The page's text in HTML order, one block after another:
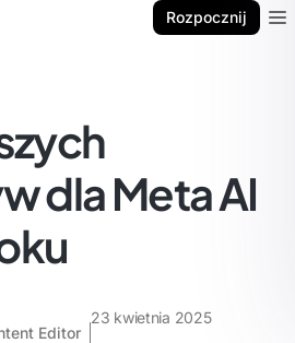
Rozpocznij
dla Meta AI
Editor
23 kwietnia 2025